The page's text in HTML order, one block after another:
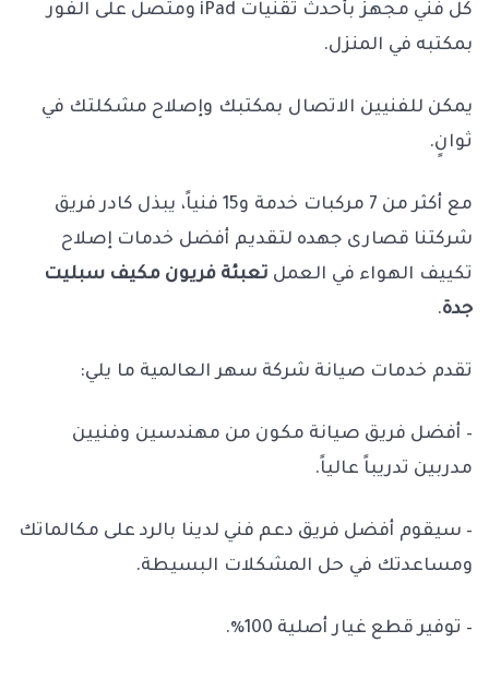
كل فني مجهز بأحدث تقنيات iPad ومتصل على الفور
بمكتبه في المنزل.
يمكن للفنيين الاتصال بمكتبك وإصلاح مشكلتك في
ثوانٍ.
مع أكثر من 7 مركبات خدمة و15 فنياً، يبذل كادر فريق
شركتنا قصارى جهده لتقديم أفضل خدمات إصلاح
تكييف الهواء في العمل تعبئة فريون مكيف سبليت
جدة.
تقدم خدمات صيانة شركة سهر العالمية ما يلي:
– أفضل فريق صيانة مكون من مهندسين وفنيين
مدربين تدريباً عالياً.
– سيقوم أفضل فريق دعم فني لدينا بالرد على مكالماتك
ومساعدتك في حل المشكلات البسيطة.
– توفير قطع غيار أصلية 100٪.